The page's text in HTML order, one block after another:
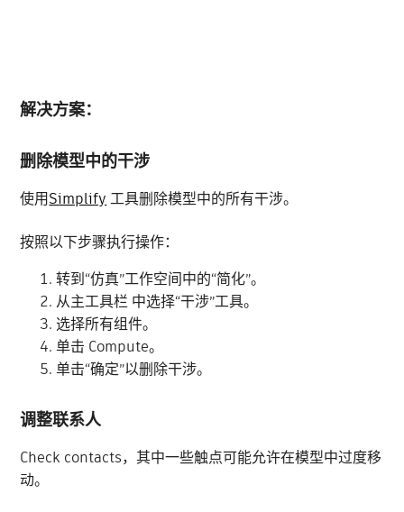
解决方案：
删除模型中的干涉
使用Simplify 工具删除模型中的所有干涉。
按照以下步骤执行操作：
转到“仿真”工作空间中的“简化”。
从主工具栏 中选择“干涉”工具。
选择所有组件。
单击 Compute。
单击“确定”以删除干涉。
调整联系人
Check contacts，其中一些触点可能允许在模型中过度移
动。